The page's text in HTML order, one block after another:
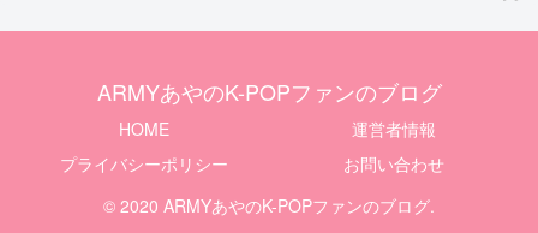
ARMYあやのK-POPファンのブログ
HOME
運営者情報
プライバシーポリシー
お問い合わせ
© 2020 ARMYあやのK-POPファンのブログ.